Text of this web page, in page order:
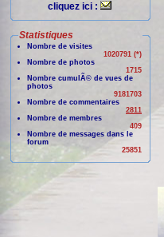
cliquez ici :
Statistiques
Nombre de visites
1020791 (*)
Nombre de photos
1715
Nombre cumulÃ© de vues de
photos
9181703
Nombre de commentaires
2811
Nombre de membres
409
Nombre de messages dans le
forum
25851